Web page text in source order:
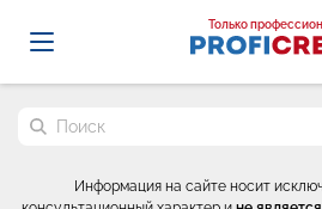
Probrokery - Только
Только
Поиск по сайту
Информация на сайте носит